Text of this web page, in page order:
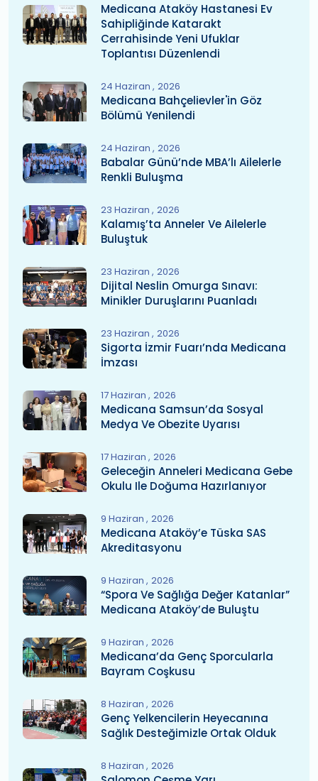
Medicana Ataköy Hastanesi Ev
Sahipliğinde Katarakt
Cerrahisinde Yeni Ufuklar
Toplantısı Düzenlendi
24 Haziran 2026
Medicana Bahçelievler'in Göz
Bölümü Yenilendi
24 Haziran 2026
Babalar Günü’nde MBA’lı Ailelerle
Renkli Buluşma
23 Haziran 2026
Kalamış’ta Anneler Ve Ailelerle
Buluştuk
23 Haziran 2026
Dijital Neslin Omurga Sınavı:
Minikler Duruşlarını Puanladı
23 Haziran 2026
Sigorta İzmir Fuarı’nda Medicana
İmzası
17 Haziran 2026
Medicana Samsun’da Sosyal
Medya Ve Obezite Uyarısı
17 Haziran 2026
Geleceğin Anneleri Medicana Gebe
Okulu Ile Doğuma Hazırlanıyor
9 Haziran 2026
Medicana Ataköy’e Tüska SAS
Akreditasyonu
9 Haziran 2026
“Spora Ve Sağlığa Değer Katanlar”
Medicana Ataköy’de Buluştu
9 Haziran 2026
Medicana’da Genç Sporcularla
Bayram Coşkusu
8 Haziran 2026
Genç Yelkencilerin Heyecanına
Sağlık Desteğimizle Ortak Olduk
8 Haziran 2026